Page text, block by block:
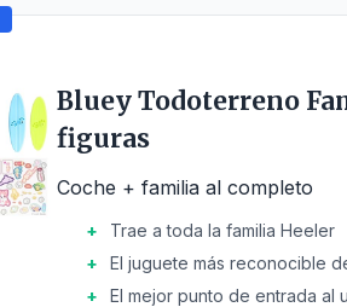
Bluey Todoterreno
figuras
Coche + familia al completo
Trae a toda la familia Heeler
El juguete más reconocible
El mejor punto de entrada al